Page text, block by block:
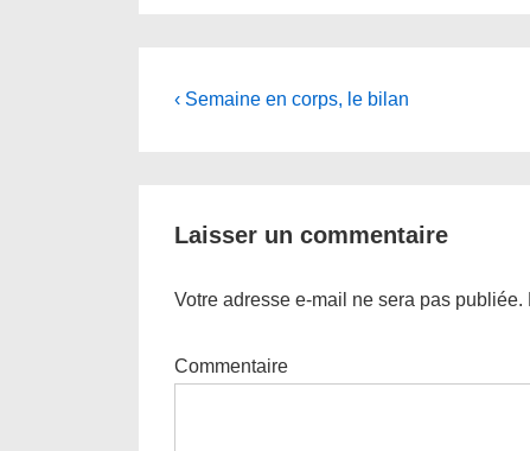
Navigation
Previous
‹ Semaine en corps, le bilan
Laisser un commentaire
Votre adresse e-mail ne sera pas publiée.
Commentaire